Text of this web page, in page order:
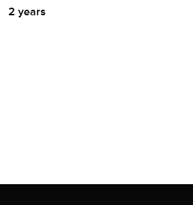
2 years